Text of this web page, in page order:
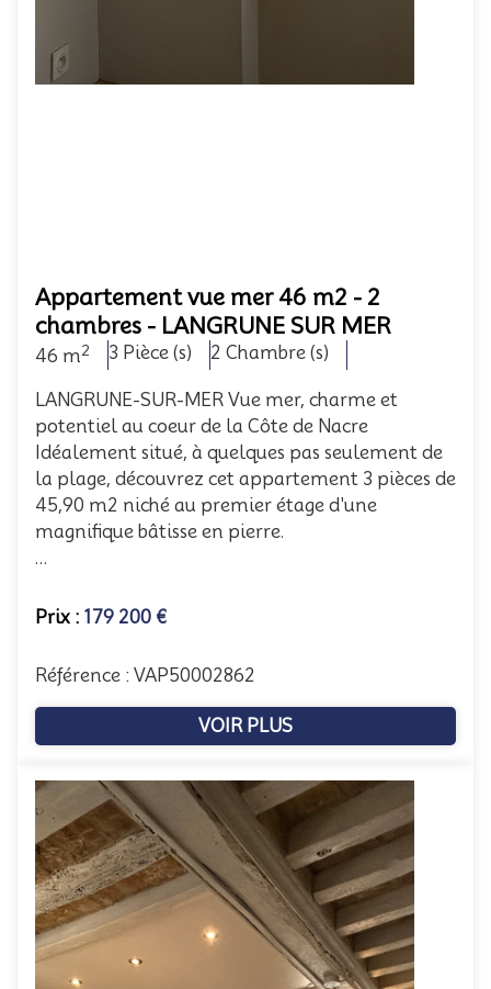
Appartement vue mer 46 m2 - 2
chambres - LANGRUNE SUR MER
46 m2 3 Pièce (s) 2 Chambre (s)
LANGRUNE-SUR-MER Vue mer, charme et
potentiel au coeur de la Côte de Nacre
Idéalement situé, à quelques pas seulement de
la plage, découvrez cet appartement 3 pièces de
45,90 m2 niché au premier étage d'une
magnifique bâtisse en pierre.
...
Référence : VAP50002862
Prix : 179 200 €
VOIR PLUS